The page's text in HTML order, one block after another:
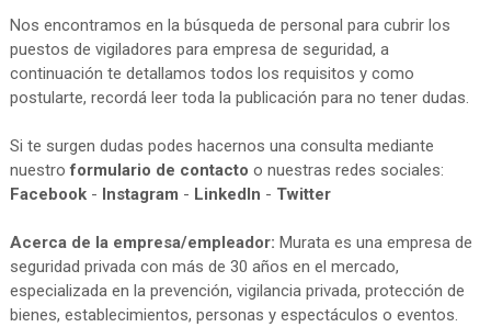
Nos encontramos en la búsqueda de personal para cubrir los
puestos de vigiladores para empresa de seguridad, a
continuación te detallamos todos los requisitos y como
postularte, recordá leer toda la publicación para no tener dudas.
Si te surgen dudas podes hacernos una consulta mediante
nuestroformulario de contacto o nuestras redes sociales:
Facebook- Instagram - LinkedIn - Twitter
Acerca de la empresa/empleador: Murata es una empresa de
seguridad privada con más de 30 años en el mercado,
especializada en la prevención, vigilancia privada, protección de
bienes, establecimientos, personas y espectáculos o eventos.